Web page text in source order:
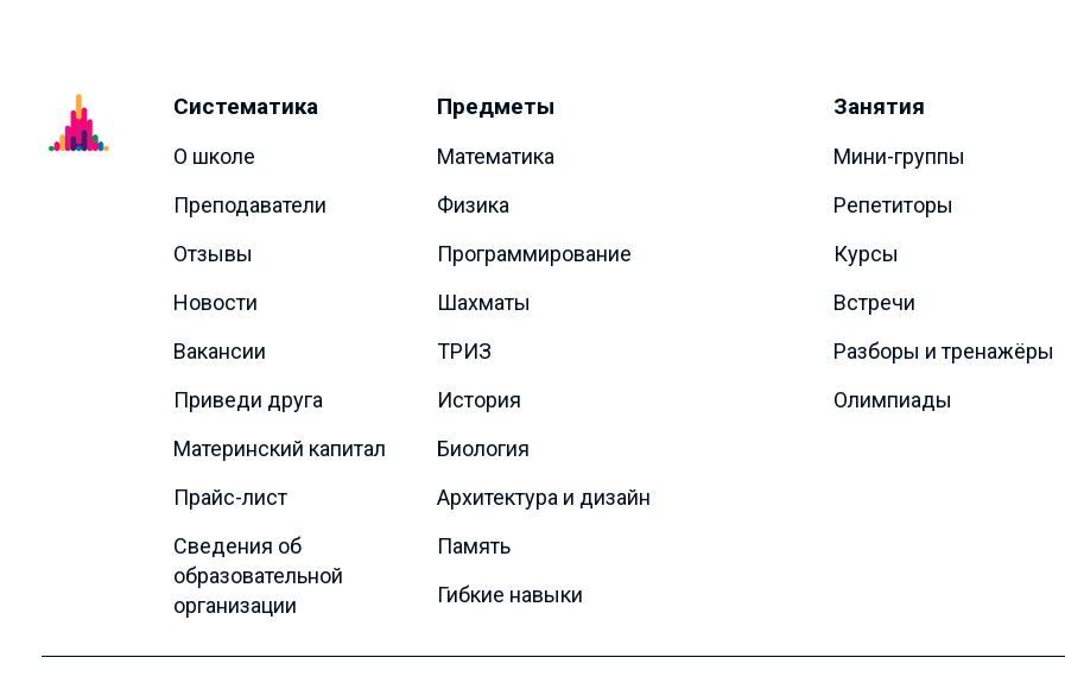
Систематика
О школе
Преподаватели
Отзывы
Новости
Вакансии
Приведи друга
Материнский капитал
Прайс-лист
Сведения об
образовательной
организации
Предметы
Математика
Физика
Программирование
Шахматы
ТРИЗ
История
Биология
Архитектура и дизайн
Память
Гибкие навыки
Занятия
Мини-группы
Репетиторы
Курсы
Встречи
Разборы и тренажёры
Олимпиады